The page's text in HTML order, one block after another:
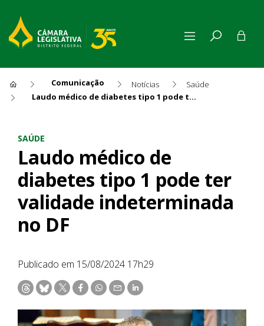
Comunicação Notícias
Saúde
Laudo médico de diabetes tipo 1 pode ter validade indeterminada no DF
SAÚDE
Laudo médico de
diabetes tipo 1 pode ter
validade indeterminada
no DF
Publicado em 15/08/2024 17h29